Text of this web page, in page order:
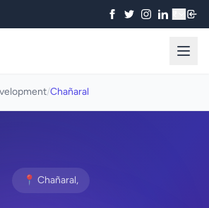
/Chañaral
📍 Chañaral,